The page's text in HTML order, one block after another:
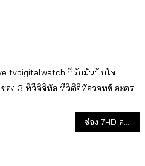
tvdigitalwatch ก็รักมันปักใจ
ช่อง 3 ทีวีดิจิทัล ทีวีดิจิทัลวอทช์ ละคร
ช่อง 7HD ส่งดราม่าลึกลับ “ลางปริศนา” ลงจอ